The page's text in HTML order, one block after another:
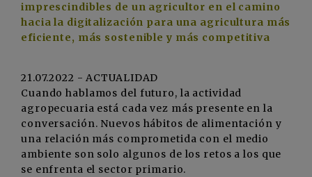
imprescindibles de un agricultor en el camino
hacia la digitalización para una agricultura más
eficiente, más sostenible y más competitiva
21.07.2022 - ACTUALIDAD
Cuando hablamos del futuro, la actividad
agropecuaria está cada vez más presente en la
conversación. Nuevos hábitos de alimentación y
una relación más comprometida con el medio
ambiente son solo algunos de los retos a los que
se enfrenta el sector primario.